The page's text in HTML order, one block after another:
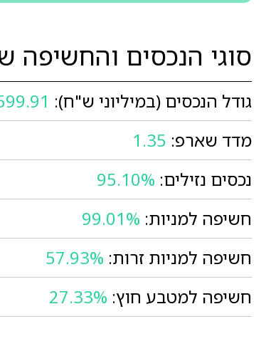
סוגי הנכסים והחשיפה
גודל הנכסים (במיליוני ש"ח):
מדד שארפ: 1.35
נכסים נזילים: 95.10%
חשיפה למניות: 99.01%
חשיפה למניות זרות: 57.93%
חשיפה למטבע חוץ: 27.33%